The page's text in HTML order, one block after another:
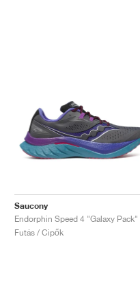
Saucony
Endorphin Speed 4 "Galaxy Pack"
Futás / Cipők